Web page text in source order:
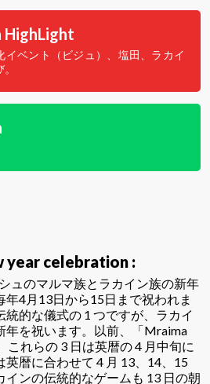
HighLight
イベント（ビジュ）、塩田、ラカイ
year celebration :
ュのマルマ族とラカイン族の新年
4月13日から15日まで祝われま
的な儀式の 1 つですが、ラカイ
年を祝います。以前、「Mraima
これらの 3 日は英暦の 4 月中旬に
暦に合わせて 4 月 13、14、15
インの伝統的なゲームも 13 日の朝